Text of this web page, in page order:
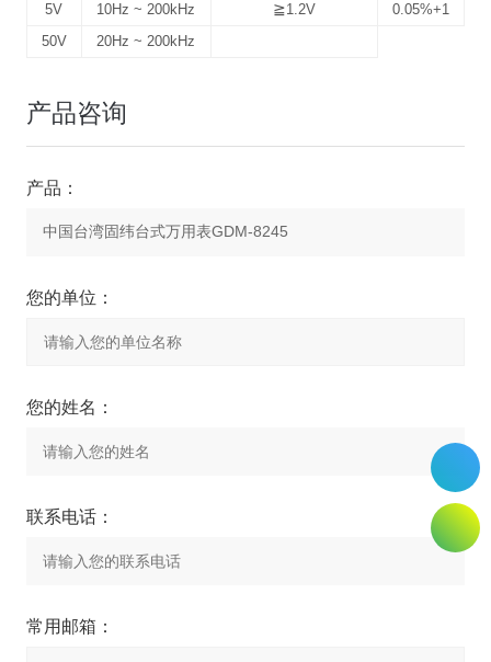
5V
10Hz ~ 200kHz ≧1.2V
0.05%+1
50V
20Hz ~ 200kHz
产品咨询
产品：
您的单位：
您的姓名：
联系电话：
常用邮箱：